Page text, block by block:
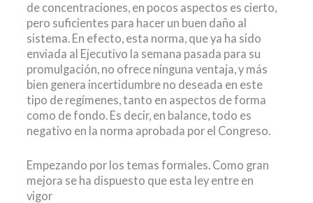
de concentraciones, en pocos aspectos es cierto,
pero suficientes para hacer un buen daño al
sistema. En efecto, esta norma, que ya ha sido
enviada al Ejecutivo la semana pasada para su
promulgación, no ofrece ninguna ventaja, y más
bien genera incertidumbre no deseada en este
tipo de regímenes, tanto en aspectos de forma
como de fondo. Es decir, en balance, todo es
negativo en la norma aprobada por el Congreso.
Empezando por los temas formales. Como gran
mejora se ha dispuesto que esta ley entre en
vigor